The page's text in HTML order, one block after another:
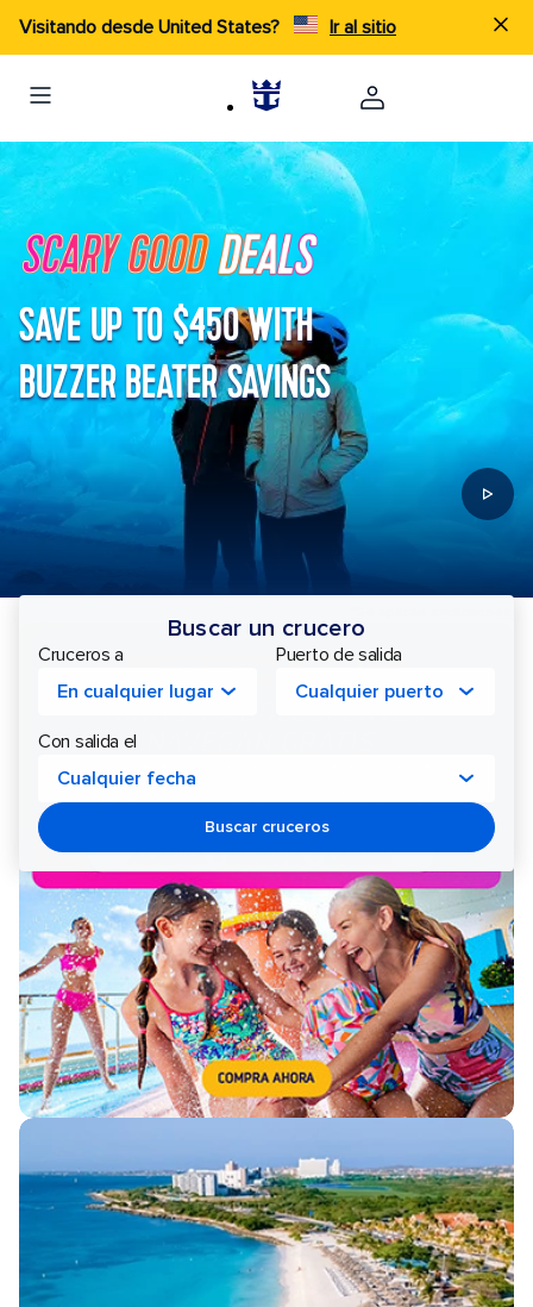
Visitando desde United States? Ir al sitio
SAVE UP TO $450 WITH
BUZZER BEATER SAVINGS
Buscar un crucero
Con salida el
Cualquier fecha
Cruceros a
En cualquier lugar
Puerto de salida
Cualquier puerto
Buscar cruceros
Caribbean
Cruceros